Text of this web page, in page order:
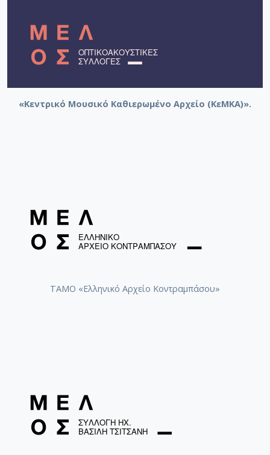
«Κεντρικό Μουσικό Καθιερωμένο Αρχείο (ΚεΜΚΑ)».
ΤΑΜΟ «Ελληνικό Αρχείο Κοντραμπάσου»